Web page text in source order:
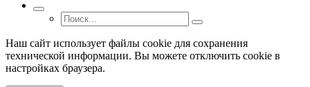
Наш сайт использует файлы cookie для сохранения
технической информации. Вы можете отключить cookie в
настройках браузера.